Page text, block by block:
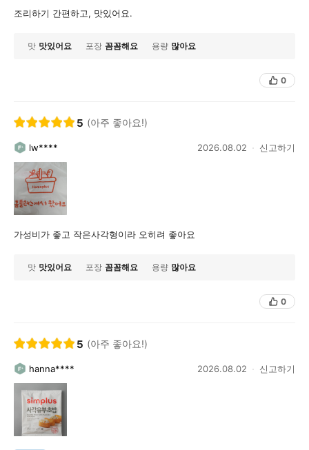
조리하기 간편하고, 맛있어요.
맛 맛있어요 포장 꼼꼼해요 용량 많아요
0
5 (아주 좋아요!)
lw**** 2026.08.02 신고하기
가성비가 좋고 작은사각형이라 오히려 좋아요
맛 맛있어요 포장 꼼꼼해요 용량 많아요
0
5 (아주 좋아요!)
hanna**** 2026.08.02 신고하기